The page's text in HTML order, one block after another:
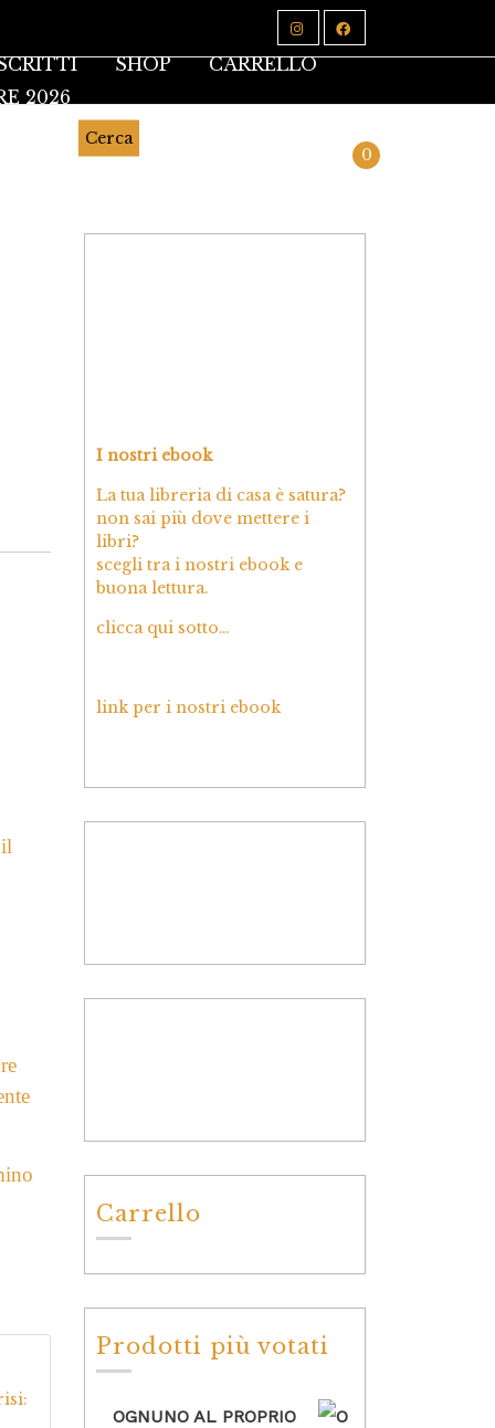
SHOP
CARRELLO
2026
Cerca
0
5su
I nostri ebook
La tua libreria di casa è satura?
non sai più dove mettere i
libri?
scegli tra i nostri ebook e
buona lettura.
clicca qui sotto…
link per i nostri ebook
Carrello
Prodotti più votati
OGNUNO AL PROPRIO